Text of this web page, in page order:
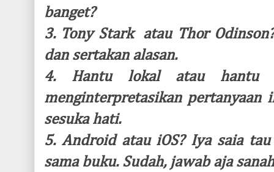
banget?
3. Tony Stark atau Thor
dan sertakan alasan.
4. Hantu lokal atau hantu
menginterpretasikan pertanyaan
sesuka hati.
5. Android atau iOS? Iya saia
sama buku. Sudah, jawab aja